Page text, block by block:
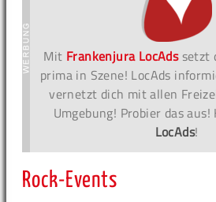
Mit Frankenjura LocAdssetzt
prima in Szene! LocAds
vernetzt dich mit allen
Umgebung! Probier das
LocAds!
Rock-Events